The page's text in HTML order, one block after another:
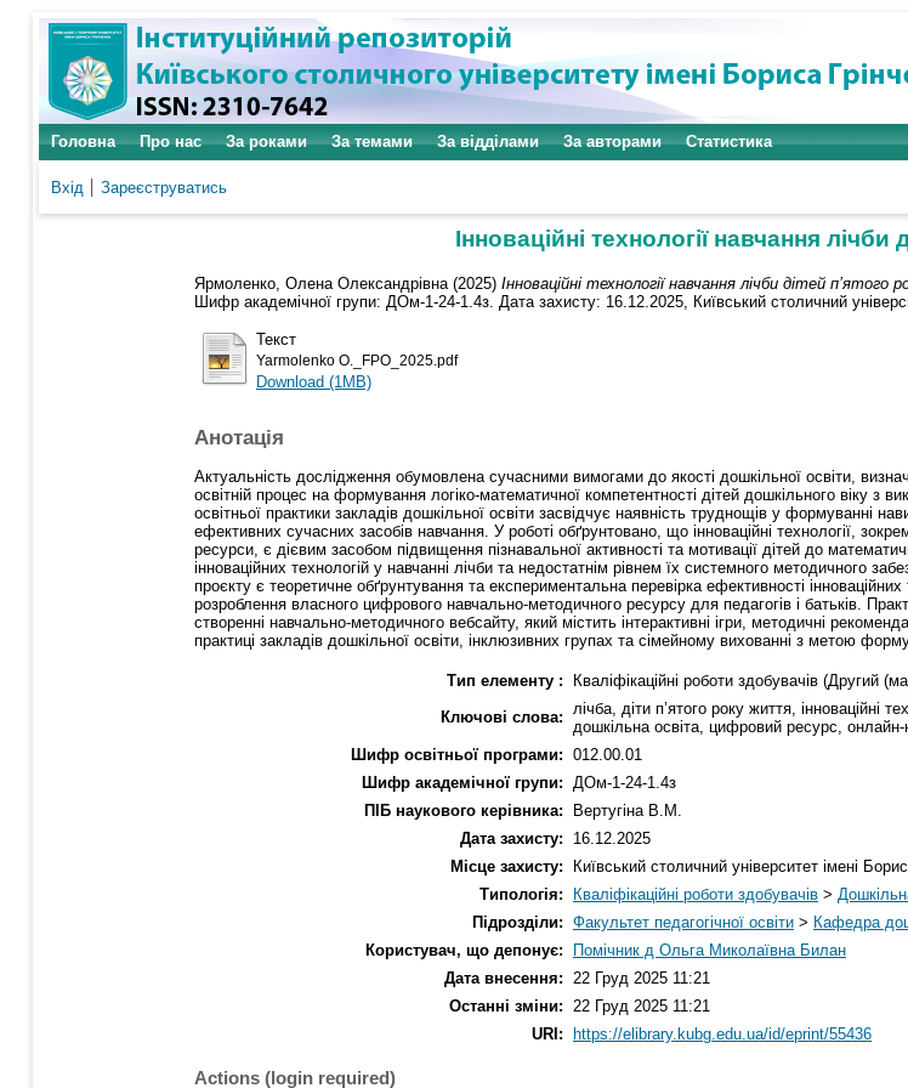
Головна Про нас За роками За темами За відділами За авторами Статистика
Вхід Зареєструватись
Інноваційні технології навчання лічби
Ярмоленко, Олена Олександрівна (2025) Інноваційні технології навчання лічби дітей п’ятого
Шифр академічної групи: ДОм-1-24-1.4з. Дата захисту: 16.12.2025, Київський столичний
Текст
Yarmolenko О._FPO_2025.pdf
Download (1MB)
Анотація
Актуальність дослідження обумовлена сучасними вимогами до якості дошкільної освіти,
освітній процес на формування логіко-математичної компетентності дітей дошкільного віку з
освітньої практики закладів дошкільної освіти засвідчує наявність труднощів у формуванні
ефективних сучасних засобів навчання. У роботі обґрунтовано, що інноваційні технології,
ресурси, є дієвим засобом підвищення пізнавальної активності та мотивації дітей до
інноваційних технологій у навчанні лічби та недостатнім рівнем їх системного методичного
проєкту є теоретичне обґрунтування та експериментальна перевірка ефективності
розроблення власного цифрового навчально-методичного ресурсу для педагогів і батьків.
створенні навчально-методичного вебсайту, який містить інтерактивні ігри, методичні
практиці закладів дошкільної освіти, інклюзивних групах та сімейному вихованні з метою
Тип елементу :
Кваліфікаційні роботи здобувачів (Другий
Ключові слова:
лічба, діти п’ятого року життя, інноваційні
дошкільна освіта, цифровий ресурс, онлайн-
Шифр освітньої програми: 012.00.01
Шифр академічної групи:
ДОм-1-24-1.4з
ПІБ наукового керівника:
Вертугіна В.М.
Дата захисту:
16.12.2025
Місце захисту:
Київський столичний університет імені
Типологія:
Кваліфікаційні роботи здобувачів >
Підрозділи: Факультет педагогічної освіти > Кафедра
Користувач, що депонує:
Помічник д Ольга Миколаївна Билан
Дата внесення:
22 Груд 2025 11:21
Останні зміни:
22 Груд 2025 11:21
URI:
https://elibrary.kubg.edu.ua/id/eprint/55436
Actions (login required)